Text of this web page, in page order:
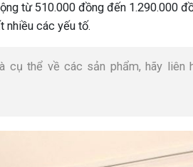
từ 510.000 đồng đến 1.290.000
nhiều các yếu tố.
thể về các sản phẩm, hãy liên